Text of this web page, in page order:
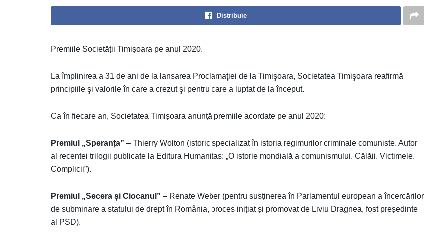
Distribuie
Premiile Societății Timișoara pe anul 2020.
La împlinirea a 31 de ani de la lansarea Proclamaţiei de la Timişoara, Societatea Timişoara reafirmă
principiile şi valorile în care a crezut şi pentru care a luptat de la început.
Ca în fiecare an, Societatea Timișoara anunță premiile acordate pe anul 2020:
Premiul „Speranța” – Thierry Wolton (istoric specializat în istoria regimurilor criminale comuniste. Autor
al recentei trilogii publicate la Editura Humanitas: „O istorie mondială a comunismului. Călăii. Victimele.
Complicii”).
Premiul „Secera și Ciocanul” – Renate Weber (pentru susținerea în Parlamentul european a încercărilor
de subminare a statului de drept în România, proces inițiat și promovat de Liviu Dragnea, fost președinte
al PSD).